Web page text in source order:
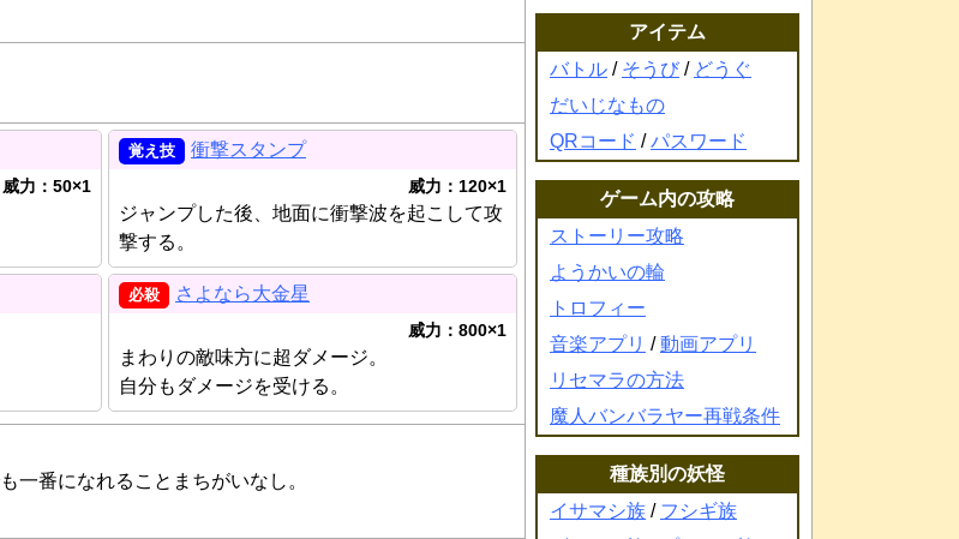
威力：50×1
衝撃スタンプ
威力：120×1
ジャンプした後、地面に衝撃波を起こして攻
撃する。
さよなら大金星
威力：800×1
まわりの敵味方に超ダメージ。
自分もダメージを受ける。
一番になれることまちがいなし。
アイテム
バトル / そうび / どうぐ
だいじなもの
QRコード /パスワード
ゲーム内の攻略
ストーリー攻略
ようかいの輪
トロフィー
音楽アプリ /動画アプリ
リセマラの方法
魔人バンバラヤー再戦条件
種族別の妖怪
イサマシ族 / フシギ族